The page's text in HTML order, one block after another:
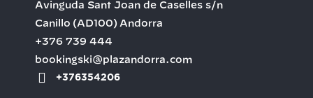
Avinguda Sant Joan de Caselles s/n
Canillo (AD100) Andorra
+376 739 444
bookingski@plazandorra.com
+376354206